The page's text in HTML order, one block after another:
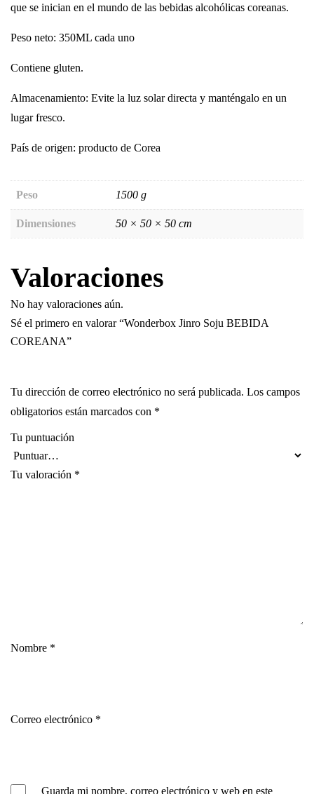
que se inician en el mundo de las bebidas alcohólicas coreanas.
Peso neto: 350ML cada uno
Contiene gluten.
Almacenamiento: Evite la luz solar directa y manténgalo en un
lugar fresco.
País de origen: producto de Corea
Peso 1500 g
Dimensiones 50 × 50 × 50 cm
Valoraciones
No hay valoraciones aún.
Sé el primero en valorar “Wonderbox Jinro Soju BEBIDA
COREANA”
Tu dirección de correo electrónico no será publicada. Los campos
obligatorios están marcados con *
Tu puntuación
Tu valoración *
Nombre *
Correo electrónico *
Guarda mi nombre, correo electrónico y web en este